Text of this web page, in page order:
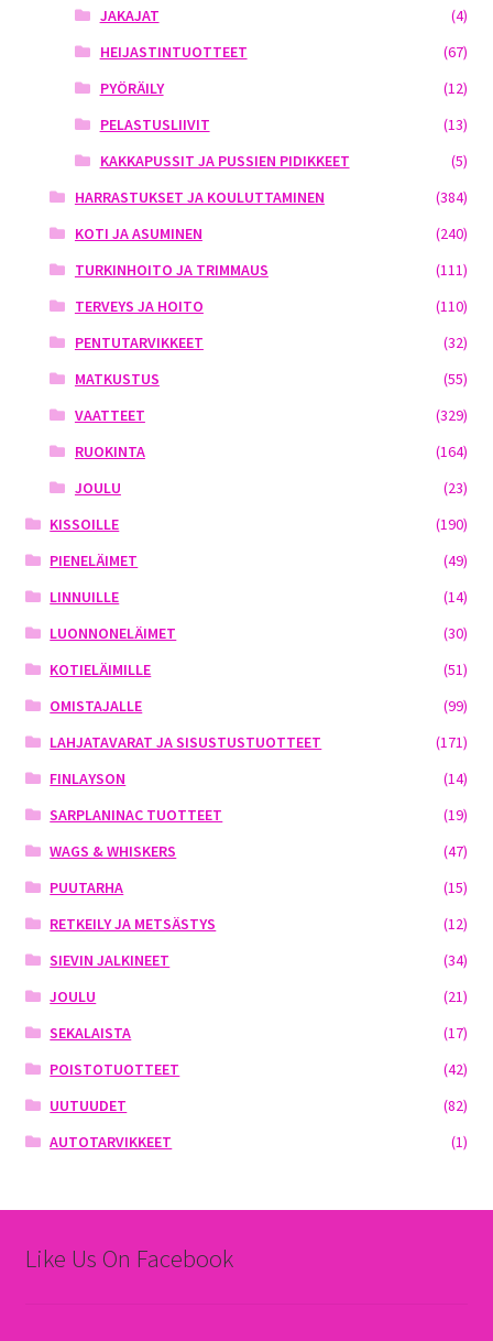
JAKAJAT
(4)
HEIJASTINTUOTTEET
(67)
PYÖRÄILY
(12)
PELASTUSLIIVIT
(13)
KAKKAPUSSIT JA PUSSIEN PIDIKKEET
(5)
HARRASTUKSET JA KOULUTTAMINEN
(384)
KOTI JA ASUMINEN
(240)
TURKINHOITO JA TRIMMAUS
(111)
TERVEYS JA HOITO
(110)
PENTUTARVIKKEET
(32)
MATKUSTUS
(55)
VAATTEET
(329)
RUOKINTA
(164)
JOULU
(23)
KISSOILLE
(190)
PIENELÄIMET
(49)
LINNUILLE
(14)
LUONNONELÄIMET
(30)
KOTIELÄIMILLE
(51)
OMISTAJALLE
(99)
LAHJATAVARAT JA SISUSTUSTUOTTEET
(171)
FINLAYSON
(14)
SARPLANINAC TUOTTEET
(19)
WAGS & WHISKERS
(47)
PUUTARHA
(15)
RETKEILY JA METSÄSTYS
(12)
SIEVIN JALKINEET
(34)
JOULU
(21)
SEKALAISTA
(17)
POISTOTUOTTEET
(42)
UUTUUDET
(82)
AUTOTARVIKKEET
(1)
Like Us On Facebook